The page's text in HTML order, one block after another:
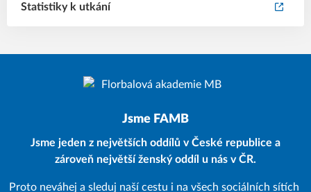
Statistiky k utkání
Jsme FAMB
Jsme jeden z největších oddílů v České republice a
zároveň největší ženský oddíl u nás v ČR.
Proto neváhej a sleduj naší cestu i na všech sociálních sítích